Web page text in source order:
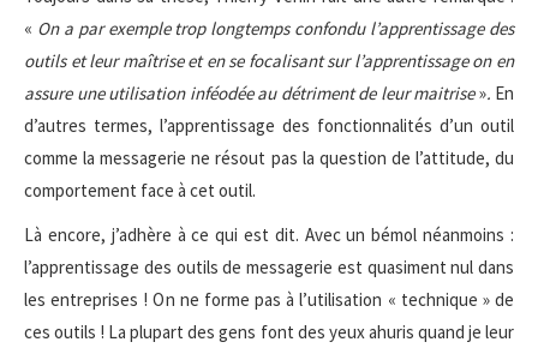
« On a par exemple trop longtemps confondu l’apprentissage des
outils et leur maîtrise et en se focalisant sur l’apprentissage on en
assure une utilisation inféodée au détriment de leur maitrise». En
d’autres termes, l’apprentissage des fonctionnalités d’un outil
comme la messagerie ne résout pas la question de l’attitude, du
comportement face à cet outil.
Là encore, j’adhère à ce qui est dit. Avec un bémol néanmoins :
l’apprentissage des outils de messagerie est quasiment nul dans
les entreprises ! On ne forme pas à l’utilisation « technique » de
ces outils ! La plupart des gens font des yeux ahuris quand je leur